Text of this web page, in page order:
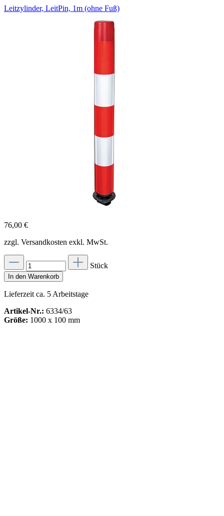
Leitzylinder, LeitPin, 1m (ohne Fuß)
76,00 €
zzgl. Versandkosten exkl. MwSt.
Stück
In den Warenkorb
Lieferzeit ca. 5 Arbeitstage
Artikel-Nr.: 6334/63
Größe: 1000 x 100 mm